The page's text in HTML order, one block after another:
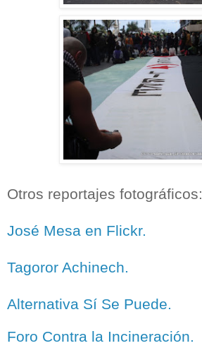
Otros reportajes fotográficos:
José Mesa en Flickr.
Tagoror Achinech.
Alternativa Sí Se Puede.
Foro Contra la Incineración.